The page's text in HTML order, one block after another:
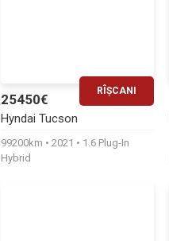
RÎȘCANI
25450€
Hyndai Tucson
99200km 2021
1.6 Plug-In
Hybrid